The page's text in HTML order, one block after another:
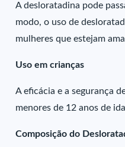
A desloratadina pode
modo, o uso de
mulheres que estejam
Uso em crianças
A eficácia e a segurança
menores de 12 anos de
Composição do